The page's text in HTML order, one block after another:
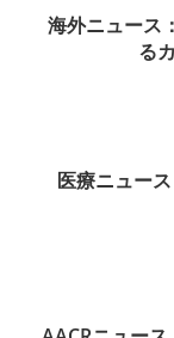
海外ニュース
る
医療ニュー